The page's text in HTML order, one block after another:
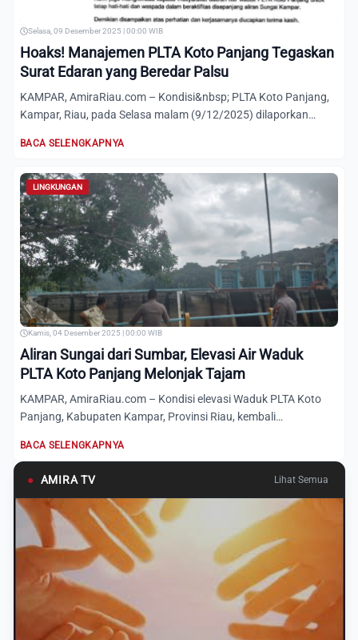
Selasa, 09 Desember 2025 | 00:00 WIB
Hoaks! Manajemen PLTA Koto Panjang Tegaskan
Surat Edaran yang Beredar Palsu
KAMPAR, AmiraRiau.com – Kondisi&nbsp; PLTA Koto Panjang,
Kampar, Riau, pada Selasa malam (9/12/2025) dilaporkan
BACA SELENGKAPNYA
LINGKUNGAN
Kamis, 04 Desember 2025 | 00:00 WIB
Aliran Sungai dari Sumbar, Elevasi Air Waduk
PLTA Koto Panjang Melonjak Tajam
KAMPAR, AmiraRiau.com – Kondisi elevasi Waduk PLTA Koto
Panjang, Kabupaten Kampar, Provinsi Riau, kembali
BACA SELENGKAPNYA
● AMIRA TV Lihat Semua